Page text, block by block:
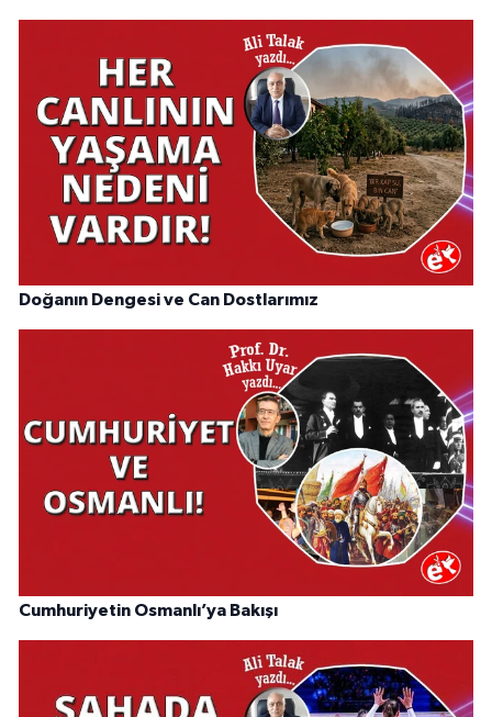
Doğanın Dengesi ve Can Dostlarımız
Cumhuriyetin Osmanlı’ya Bakışı